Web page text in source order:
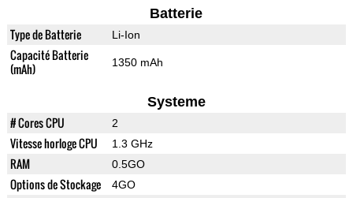
Batterie
Type de Batterie Li-Ion
Capacité Batterie
(mAh)
1350 mAh
Systeme
# Cores CPU 2
Vitesse horloge CPU 1.3 GHz
RAM 0.5GO
Options de Stockage 4GO